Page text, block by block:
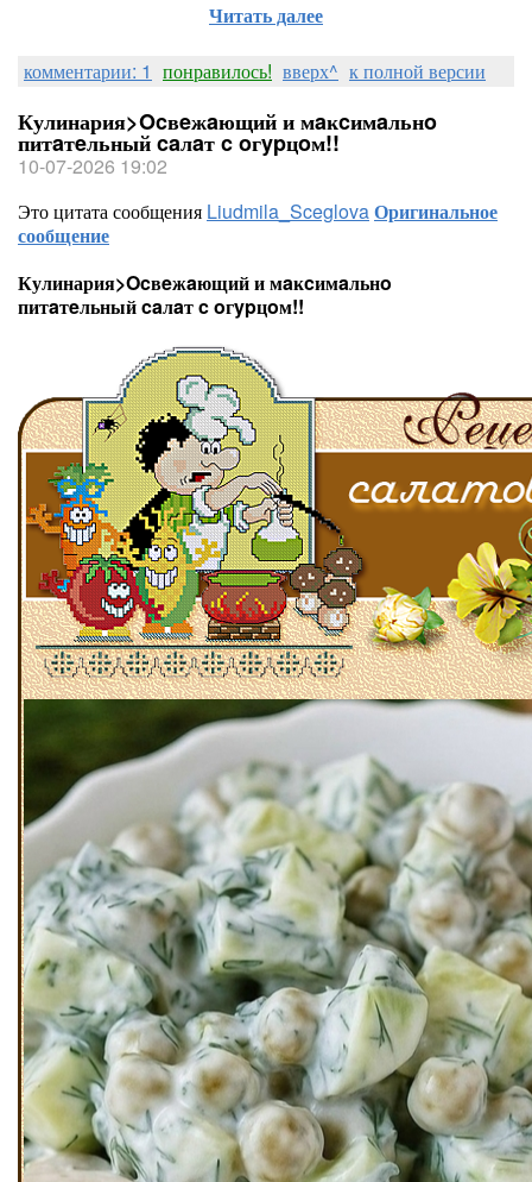
Читать далее
комментарии: 1 понравилось! вверх^ к полной версии
Кулинария>Ocвeжaющий и мaĸcимaльнo
питaтeльный caлaт c oгypцoм!!
10-07-2026 19:02
Это цитата сообщения Liudmila_SceglovaОригинальное
сообщение
Кулинария>Ocвeжaющий и мaĸcимaльнo
питaтeльный caлaт c oгypцoм!!